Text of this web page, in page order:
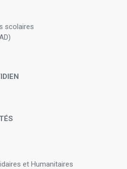
scolaires
et Humanitaires